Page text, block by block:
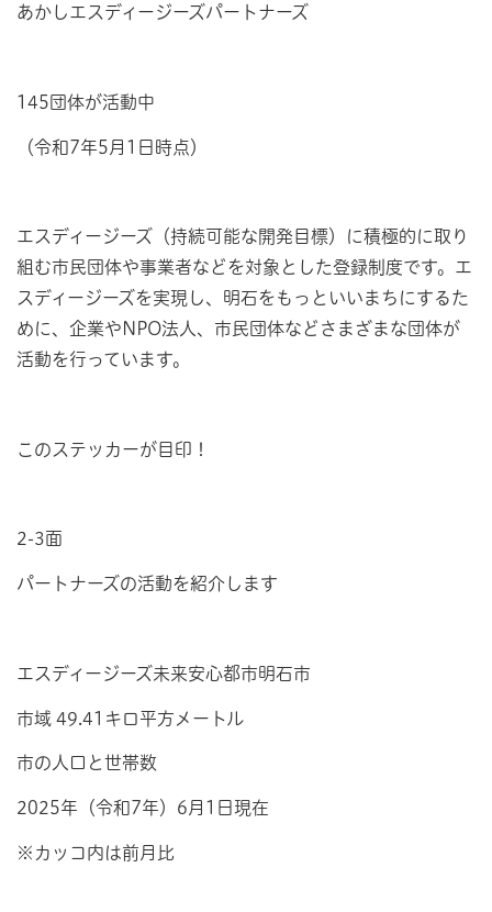
あかしエスディージーズパートナーズ
145団体が活動中
（令和7年5月1日時点）
エスディージーズ（持続可能な開発目標）に積極的に取り
組む市民団体や事業者などを対象とした登録制度です。エ
スディージーズを実現し、明石をもっといいまちにするた
めに、企業やNPO法人、市民団体などさまざまな団体が
活動を行っています。
このステッカーが目印！
2-3面
パートナーズの活動を紹介します
エスディージーズ未来安心都市明石市
市域 49.41キロ平方メートル
市の人口と世帯数
2025年（令和7年）6月1日現在
※カッコ内は前月比